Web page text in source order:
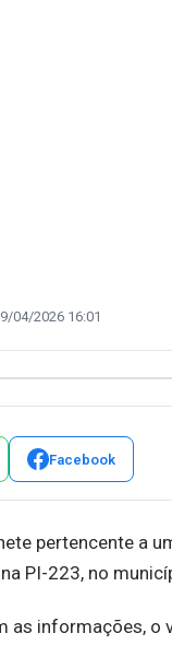
04/2026 16:01
Facebook
pertencente a
PI-223, no
as informações, o